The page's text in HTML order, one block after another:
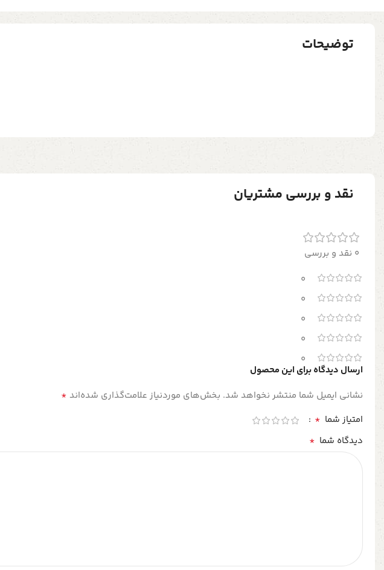
توضیحات
نقد و بررسی مشتریان
0 نقد و بررسی
0
0
0
0
0
ارسال دیدگاه برای این محصول
نشانی ایمیل شما منتشر نخواهد شد. بخش‌های موردنیاز علامت‌گذاری شده‌اند *
امتیاز شما *
دیدگاه شما *